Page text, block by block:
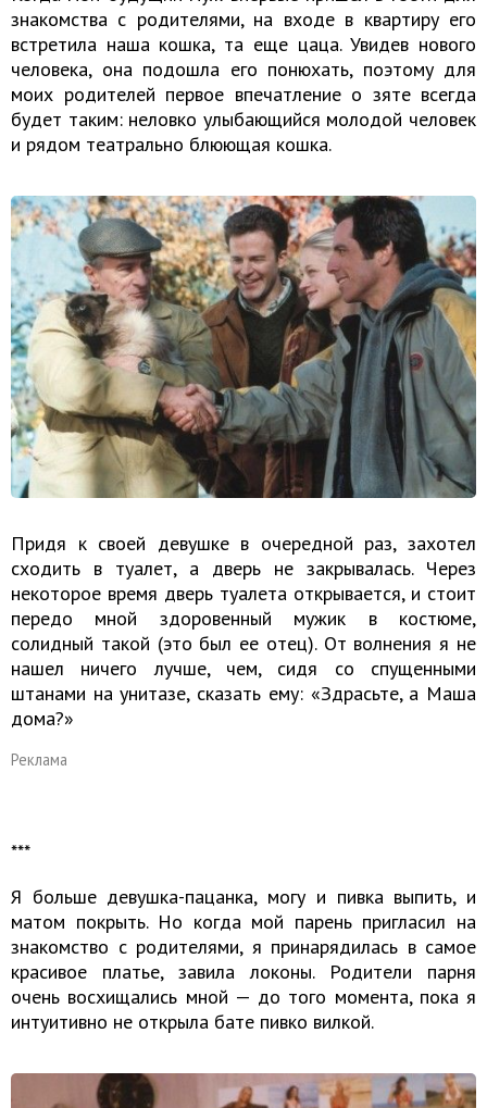
знакомства с родителями, на входе в квартиру его
встретила наша кошка, та еще цаца. Увидев нового
человека, она подошла его понюхать, поэтому для
моих родителей первое впечатление о зяте всегда
будет таким: неловко улыбающийся молодой человек
и рядом театрально блюющая кошка.
Придя к своей девушке в очередной раз, захотел
сходить в туалет, а дверь не закрывалась. Через
некоторое время дверь туалета открывается, и стоит
передо мной здоровенный мужик в костюме,
солидный такой (это был ее отец). От волнения я не
нашел ничего лучше, чем, сидя со спущенными
штанами на унитазе, сказать ему: «Здрасьте, а Маша
дома?»
Реклама
​​​​​​​***
Я больше девушка-пацанка, могу и пивка выпить, и
матом покрыть. Но когда мой парень пригласил на
знакомство с родителями, я принарядилась в самое
красивое платье, завила локоны. Родители парня
очень восхищались мной — до того момента, пока я
интуитивно не открыла бате пивко вилкой.